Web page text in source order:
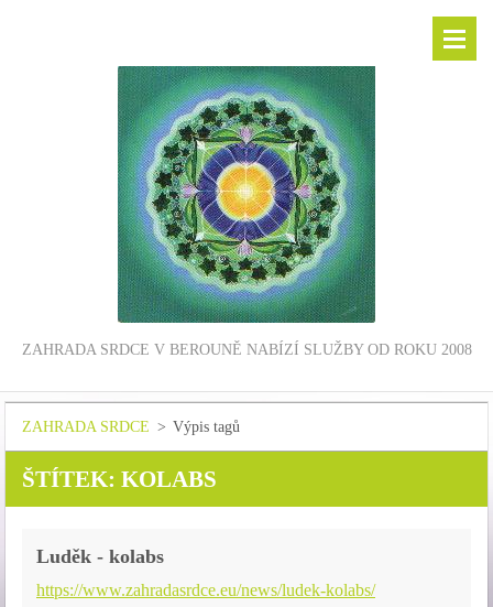
ZAHRADA SRDCE V BEROUNĚ NABÍZÍ SLUŽBY OD ROKU 2008
ZAHRADA SRDCE > Výpis tagů
ŠTÍTEK: KOLABS
Luděk - kolabs
https://www.zahradasrdce.eu/news/ludek-kolabs/